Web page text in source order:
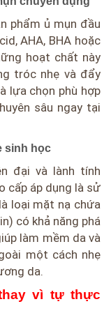
phẩm ủ mụn đầu
AHA, BHA hoặc
hoạt chất này
tróc nhẹ và đẩy
lựa chọn phù hợp
sâu ngay tại
sinh học
đại và lành tính
cấp áp dụng là sử
loại mặt nạ chứa
có khả năng phá
làm mềm da và
một cách nhẹ
da.
vì tự thực